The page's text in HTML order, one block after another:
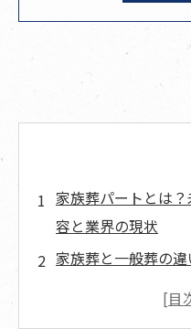
家族葬パートとは
容と業界の現状
家族葬と一般葬の